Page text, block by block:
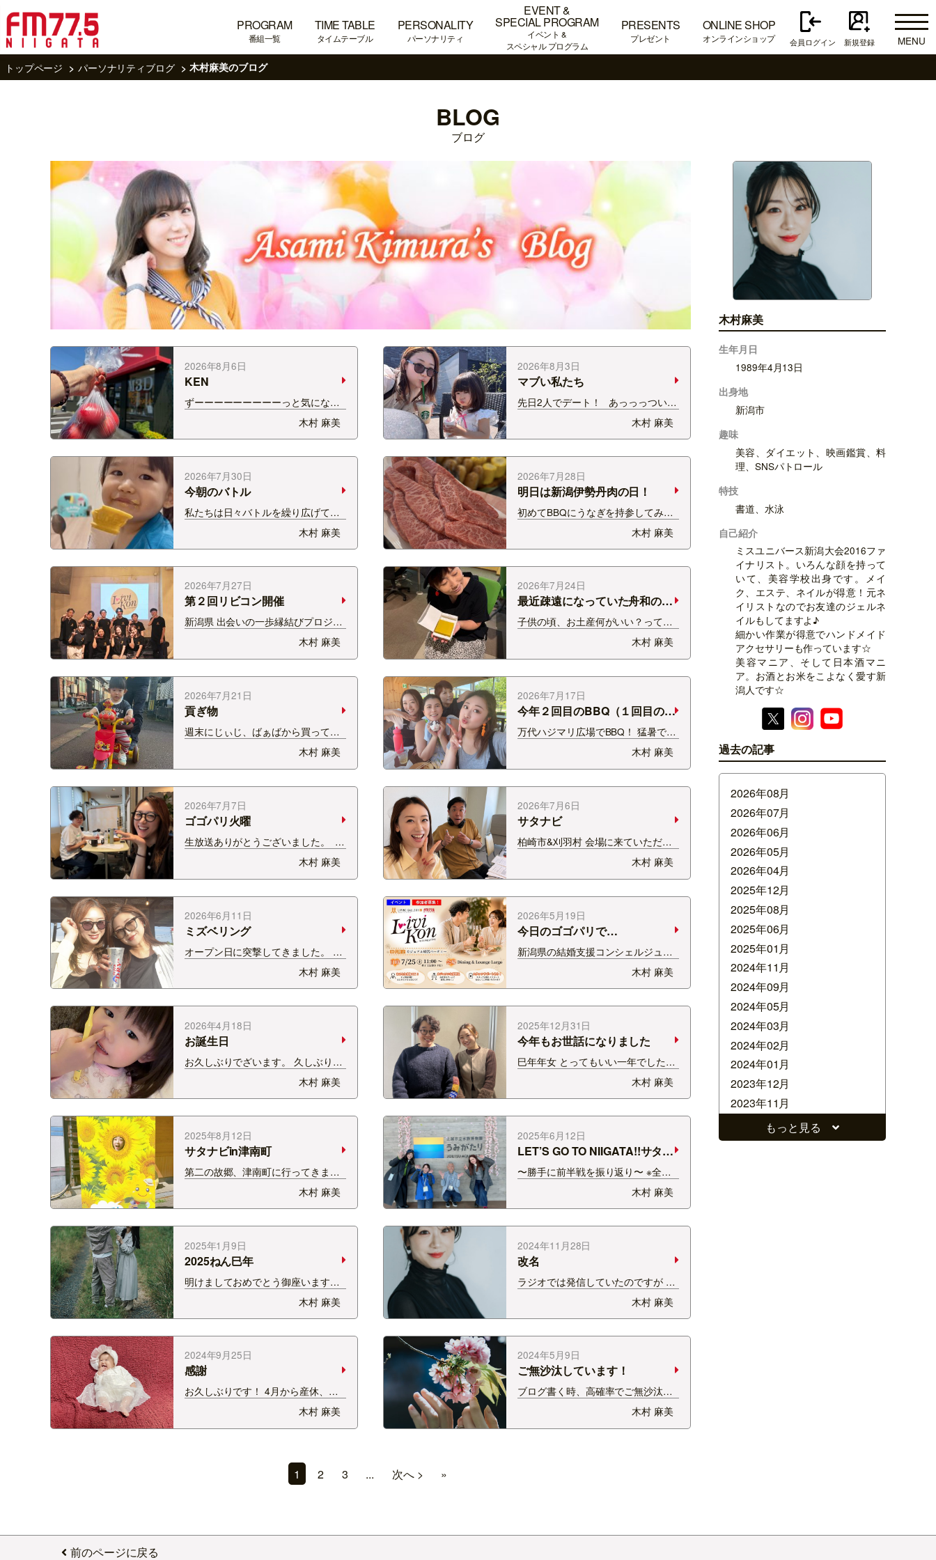
PROGRAM
番組一覧
TIME TABLE
タイムテーブル
PERSONALITY
パーソナリティ
EVENT &
SPECIAL PROGRAM
イベント &
スペシャル プログラム
PRESENTS
プレゼント
ONLINE SHOP
オンラインショップ 会員ログイン 新規登録
MENU
トップページ
パーソナリティブログ 木村麻美のブログ
BLOG
ブログ
2026年8月6日
KEN
ずーーーーーーーーーっと気になっ
ていた美容室 先日行ってきました。
結論、とぅるんとぅるんに！！！
縮毛矯正とカラーを同時にやってく
れるお店はそう多くはないから本当
貴重！ 縮毛矯正界隈の皆さんはわか
ってくれ…
木村 麻美
2026年8月3日
マブい私たち
先日2人でデート！ あっっっつい
中、どうしてもテラス席がいいと誘
われたので 暖まったお洒落な椅子で
お洒落な飲み物を楽しみました！
テラス席のお庭には、丸い可愛い石
が沢山あるんです…
木村 麻美
2026年7月30日
今朝のバトル
私たちは日々バトルを繰り広げてい
る… 今朝は、6時45分に起床！ 早
起きできたので、ご機嫌でアンパン
マンの動画を鑑賞。 日課のバナナと
ヨーグルトを食べてフォローアップ
ミルクを2ぶんの１飲み干し 朝ごは
ん完了…
木村 麻美
2026年7月28日
明日は新潟伊勢丹肉の日！
初めてBBQにうなぎを持参してみ
た！ 大盛り上がりでしたーーー！
BBQでヒーローになりたい方！ 正解
はお肉とうなぎだね笑 うなぎと焼
肉用のお肉は新潟伊勢丹で購入でき
ます！ 動画…
木村 麻美
2026年7月27日
第２回リビコン開催
新潟県 出会いの一歩縁結びプロジェ
クト リビングギャラリーpresents
Livi Kon ～ 30代限定のカジュアルパ
ーティー in Dining＆Lounge Largo
が７月２５日に開催されました！
&nbsp…
木村 麻美
2026年7月24日
最近疎遠になっていた舟和の芋
羊羹
子供の頃、お土産何がいい？って聞
かれたら 芋羊羹たくさん買ってき
て！と答えていました。 舟和の芋
羊羹が大好物だったんですよね。 買
ってきてもらうと何本も食べていま
した笑 今日、村井さんからお裾…
木村 麻美
2026年7月21日
貢ぎ物
週末にじぃじ、ばぁばから買っても
らった貢ぎ物 「アンパンマンの高級
三輪車」 二歳にしてすでに高級車
を乗りこなすとは… すでに親を越え
ました笑 じぃじに「三輪車買いに
行く？」と朝聞かれ、 「三輪…
木村 麻美
2026年7月17日
今年２回目のBBQ（１回目の写
真はありません笑）
万代ハジマリ広場でBBQ！ 猛暑でも
屋内で冷暖房完備の中、BBQができ
るだなんてー！ しかも、お洒落だし
ココいいね！ 家族で行けて持ち込
みできていいところ無いー？ と聞か
れたので、早速お友達に紹介した！
（…
木村 麻美
2026年7月7日
ゴゴパリ火曜
生放送ありがとうございました。
今日は七夕ですね！ 1年に1回織姫と
彦星が会える日。 待ちに待った今
日。 愛する人と1年に1回しか会え
なかったら どう過ごすかな？
ん〜〜 私は飲…
木村 麻美
2026年7月6日
サタナビ
柏崎市&刈羽村 会場に来ていただい
た皆さん、 メッセージ送ってくれた
皆さん 本当にありがとうございまし
た！！ 今回はシーユース雷音から 中
村博和さんと放送させていただきま
したが どうでしたか？？ リ…
木村 麻美
2026年6月11日
ミズベリング
オープン日に突撃してきました。 最
近のブームは昼のみ。 背徳感と贅沢
感が大好き💕 出来れば12時スタート
で20時就寝！ 最高な人生でしょ？笑
笑 …よしっ！お迎え行ってこよ！👧
🏃‍♀️💨
木村 麻美
2026年5月19日
今日のゴゴパリで…
新潟県の結婚支援コンシェルジュの
佐藤ユウキさんにご出演いただきま
した💍 現在FM-NIIGATAでは30代限
定カジュアル婚活パーティー「リビ
コン」の参加申し込み受付中です✍️‼️
一度に沢山の方と会えるので コスパ
もタ…
木村 麻美
2026年4月18日
お誕生日
お久しぶりでざいます。 久しぶりだ
から何を書こうかなって迷いました
が 私ごとですが先日誕生日を迎えま
した！ 今年は今まで以上に踏ん張る
年だと 思っています！！！ そして、
自分が楽しい！と思うことに チャレ
ンジしていけたら…
木村 麻美
2025年12月31日
今年もお世話になりました
巳年年女 とってもいい一年でした。
いろんなことにチャレンジさせてい
ただけて 新しい世界を見ることがで
きました。 来年は自分の限界を越え
ていきます！ 何事もウマくいきます
ように🐴 今年一番お世話になった 関
田さんとのショ…
木村 麻美
2025年8月12日
サタナビin津南町
第二の故郷、津南町に行ってきまし
た！ 改めまして、8月9日はサタナビ
in津南町 来て下さった皆さん、 聞い
て下さった皆さんありがとうござい
ました！ 会場のニュー・グリーンピ
ア津南さんには とっても綺麗なユリ
が！ いい香り…
木村 麻美
2025年6月12日
LET’S GO TO NIIGATA!!サタナ
ビ‼︎
〜勝手に前半戦を振り返り〜 ※全体
的にはまだ前半戦終わっていませ
ん！ まずは4月5日 しいなたんと上
越市にお邪魔しました♪ 桜が咲き始
めの上越市のサタナビ 沢山の人が遊
びにきてくれて いつも会えないリス
ナーさんと お話で…
木村 麻美
2025年1月9日
2025ねん巳年
明けましておめでとう御座います。
とっても遅くなってしまいました
🙏🏻 . 今年は年女🐍ということで
実(巳)になる1年にしていきたいと思
います💚 去年は出産に育児と変化、
試練、喜び 沢山の”初めて&#8…
木村 麻美
2024年11月28日
改名
ラジオでは発信していたのですが 10
月から「木村あさみ」改め、 『木村
麻美』として 活動させていただいて
います。 娘が6月に産まれて、名前
をつけるにあたって すごく悩み、時
間がかかりました。 つける理由が欲
しかったし、 …
木村 麻美
2024年9月25日
感謝
お久しぶりです！ 4月から産休、育
休と休ませていただいて あっという
間に10月になろうとしています。 昨
日ゴゴパリでも発表があったように
す！！ お待たせいたしました！（待
木村 麻美
2024年5月9日
ご無沙汰しています！
ブログ書く時、高確率でご無沙汰ww
. 皆様お元気ですか？産休中の木村で
す(・∀・) ええっと、只今、38週に
入るところです！ もういよいよです
木村 麻美
1 2 3 ... 次へ > »
木村麻美
生年月日
1989年4月13日
出身地
新潟市
趣味
美容、ダイエット、映画鑑賞、料
理、SNSパトロール
特技
書道、水泳
自己紹介
ミスユニバース新潟大会2016ファ
イナリスト。いろんな顔を持って
いて、美容学校出身です。メイ
ク、エステ、ネイルが得意！元ネ
イリストなのでお友達のジェルネ
イルもしてますよ♪
細かい作業が得意でハンドメイド
アクセサリーも作っています☆
美容マニア、そして日本酒マニ
ア。お酒とお米をこよなく愛す新
潟人です☆
過去の記事
2026年08月
2026年07月
2026年06月
2026年05月
2026年04月
2025年12月
2025年08月
2025年06月
2025年01月
2024年11月
2024年09月
2024年05月
2024年03月
2024年02月
2024年01月
2023年12月
2023年11月
2023年10月
2023年09月
もっと見る
前のページに戻る